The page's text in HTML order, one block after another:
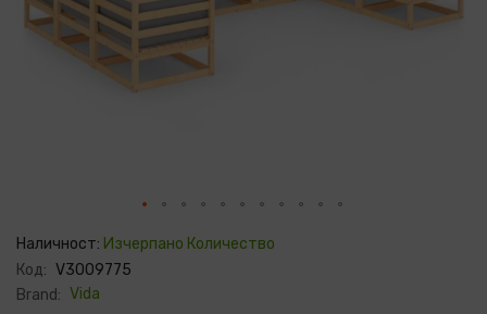
към
на
галерия
със
Наличност: Изчерпано Количество
Код: V3009775
Brand: Vida